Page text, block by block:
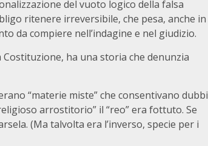
del vuoto logico della falsa
ritenere irreversibile, che pesa, anche in
da compiere nell’indagine e nel giudizio.
Costituzione, ha una storia che denunzia
“materie miste” che consentivano dubbi
arrostitorio” il “reo” era fottuto. Se
(Ma talvolta era l’inverso, specie per i